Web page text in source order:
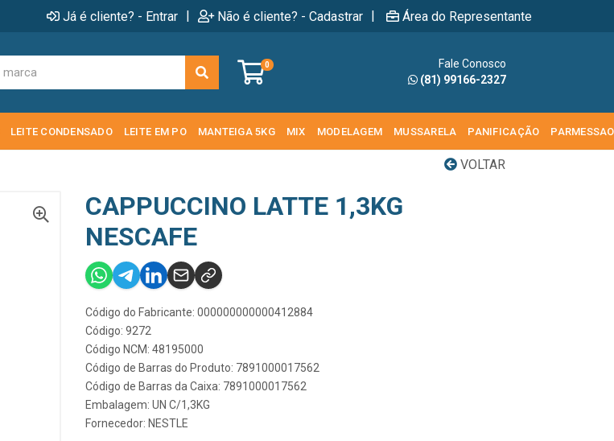
Já é cliente? - Entrar | Não é cliente? - Cadastrar | Área do Representante
0
Fale Conosco
(81) 99166-2327
LEITE CONDENSADO LEITE EM PO MANTEIGA 5KG MIX MODELAGEM MUSSARELA PANIFICAÇÃO PARMESSAO
VOLTAR
CAPPUCCINO LATTE 1,3KG
NESCAFE
Código do Fabricante: 000000000000412884
Código: 9272
Código NCM: 48195000
Código de Barras do Produto: 7891000017562
Código de Barras da Caixa: 7891000017562
Embalagem: UN C/1,3KG
Fornecedor: NESTLE